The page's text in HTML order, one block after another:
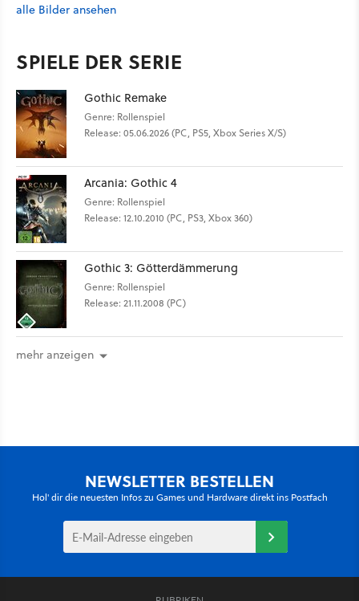
alle Bilder ansehen
SPIELE DER SERIE
Gothic Remake
Genre: Rollenspiel
Release: 05.06.2026 (PC, PS5, Xbox Series X/S)
Arcania: Gothic 4
Genre: Rollenspiel
Release: 12.10.2010 (PC, PS3, Xbox 360)
Gothic 3: Götterdämmerung
Genre: Rollenspiel
Release: 21.11.2008 (PC)
mehr anzeigen
NEWSLETTER BESTELLEN
Hol' dir die neuesten Infos zu Games und Hardware direkt ins Postfach